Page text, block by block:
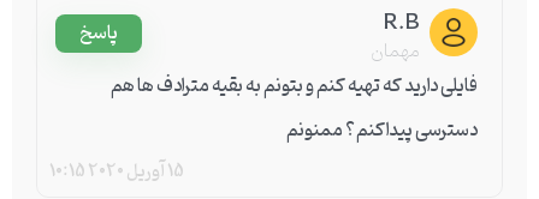
R.B
مهمان
15 آوریل 2020 10:15
فایلی دارید که تهیه کنم و بتونم به بقیه مترادف ها هم
دسترسی پیداکنم؟ ممنونم
پاسخ